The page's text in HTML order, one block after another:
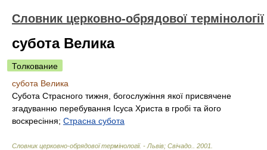
Словник церковно-обрядової термінології
субота Велика
Толкование
субота Велика
Субота Страсного тижня, богослужіння якої присвячене
згадуванню перебування Ісуса Христа в гробі та його
воскресіння; Страсна субота
Словник церковно-обрядової термінології. - Львів; Свічадо. 2001